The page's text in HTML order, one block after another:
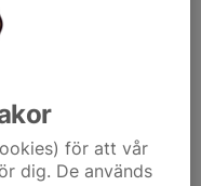
för att vår
dig. De används